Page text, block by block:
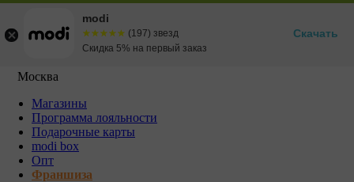
Москва
Магазины
Программа лояльности
Подарочные карты
modi box
Опт
Франшиза
modi
☆☆☆☆☆
★★★★★ (197) звезд
Скидка 5% на первый заказ
Скачать